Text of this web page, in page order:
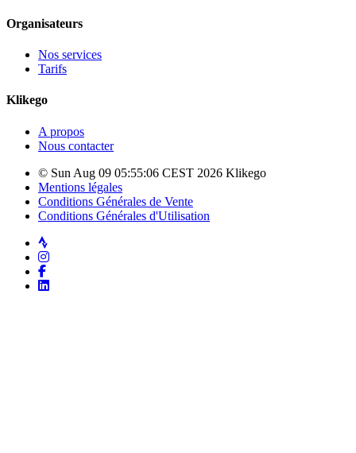
Organisateurs
Nos services
Tarifs
Klikego
A propos
Nous contacter
© Sun Aug 09 05:55:06 CEST 2026 Klikego
Mentions légales
Conditions Générales de Vente
Conditions Générales d'Utilisation
Strava
Instagram
Facebook
LinkedIn